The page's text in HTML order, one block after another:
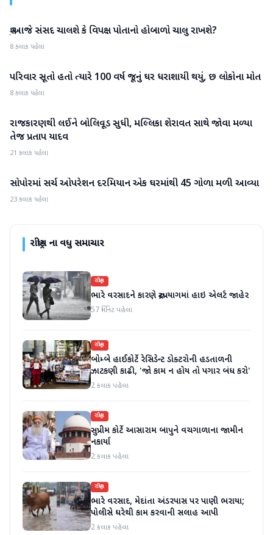
રાષ્ટ્રીય
શું આજે સંસદ ચાલશે કે વિપક્ષ પોતાનો હોબાળો ચાલુ રાખશે?
8 કલાક પહેલા
રાષ્ટ્રીય
પરિવાર સૂતો હતો ત્યારે 100 વર્ષ જૂનું ઘર ધરાશાયી થયું, છ લોકોના મોત
8 કલાક પહેલા
રાષ્ટ્રીય
રાજકારણથી લઈને બોલિવૂડ સુધી, મલ્લિકા શેરાવત સાથે જોવા મળ્યા
તેજ પ્રતાપ યાદવ
21 કલાક પહેલા
રાષ્ટ્રીય
સોપોરમાં સર્ચ ઓપરેશન દરમિયાન એક ઘરમાંથી 45 ગોળા મળી આવ્યા
23 કલાક પહેલા
રાષ્ટ્રીયના વધુ સમાચાર
રાષ્ટ્રીય
ભારે વરસાદને કારણે રુદ્રપ્રયાગમાં હાઇ એલર્ટ જાહેર
57 મિનિટ પહેલા
રાષ્ટ્રીય
બોમ્બે હાઈકોર્ટે રેસિડેન્ટ ડોક્ટરોની હડતાળની
ઝાટકણી કાઢી, 'જો કામ ન હોય તો પગાર બંધ કરો'
2 કલાક પહેલા
રાષ્ટ્રીય
સુપ્રીમ કોર્ટે આસારામ બાપુને વચગાળાના જામીન
નકાર્યા
2 કલાક પહેલા
રાષ્ટ્રીય
ભારે વરસાદ, મેદાંતા અંડરપાસ પર પાણી ભરાયા;
પોલીસે ઘરેથી કામ કરવાની સલાહ આપી
2 કલાક પહેલા